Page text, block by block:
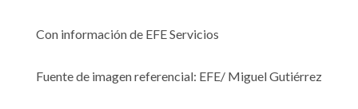
Con información de EFE Servicios
Fuente de imagen referencial: EFE/ Miguel Gutiérrez